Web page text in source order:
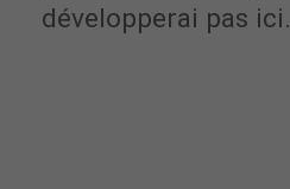
développerai pas ici.